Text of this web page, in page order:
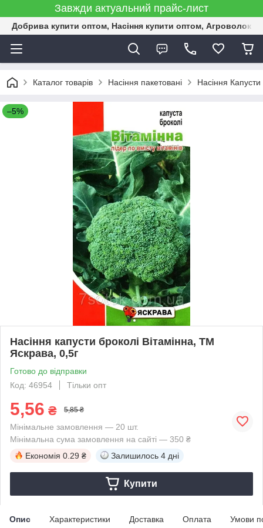
Завжди актуальний прайс-лист
Добрива купити оптом, Насіння купити оптом,
Каталог товарів Насіння пакетовані Насіння Капусти
–5%
Насіння капусти броколі Вітамінна, ТМ
Яскрава, 0,5г
Готово до відправки
Код: 46954
Тільки опт
5,56 ₴ 5,85 ₴
Мінімальне замовлення — 20 шт.
Мінімальна сума замовлення на сайті — 350 ₴
Економія 0.29 ₴ Залишилось 4 дні
Купити
Опис Характеристики Доставка Оплата Умови